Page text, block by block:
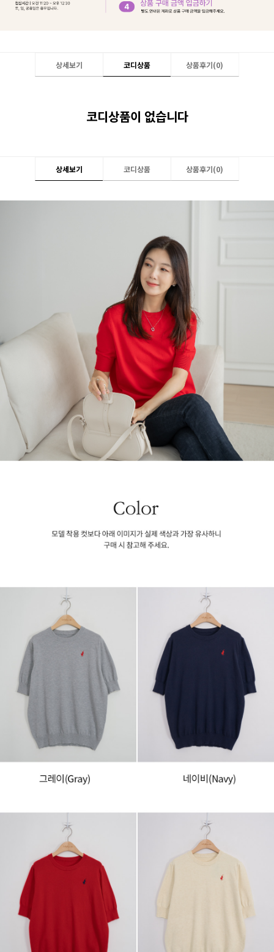
상세보기 코디상품 상품후기(0)
코디상품이 없습니다
상세보기 코디상품 상품후기(0)